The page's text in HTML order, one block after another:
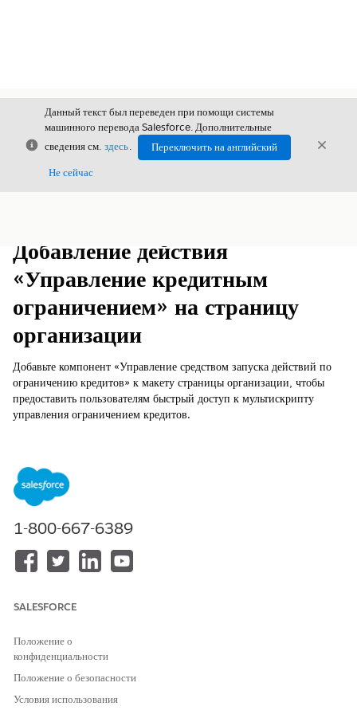
Закрыть
Данный текст был переведен при помощи системы
машинного перевода Salesforce. Дополнительные
сведения см. здесь.
Переключить на английский
Не сейчас
Добавление действия
«Управление кредитным
ограничением» на страницу
организации
Добавьте компонент «Управление средством запуска действий по
ограничению кредитов» к макету страницы организации, чтобы
предоставить пользователям быстрый доступ к мультискрипту
управления ограничением кредитов.
Доступно в версиях: Lightning Experience
Доступно в версиях: Версии
Edition и Unlimited Edition с включенным Financial Services
Cloud
НЕОБХОДИМЫЕ ПОЛНОМОЧИЯ ПОЛЬЗОВАТЕЛЯ
Для добавления действия на
страницу организации:
В меню «Настройка» выберите
Введите строку «
выберите пункт «Организация
НажмитеLightning Record Pages
1-800-667-6389
SALESFORCE
Положение о
конфиденциальности
Положение о безопасности
Условия использования